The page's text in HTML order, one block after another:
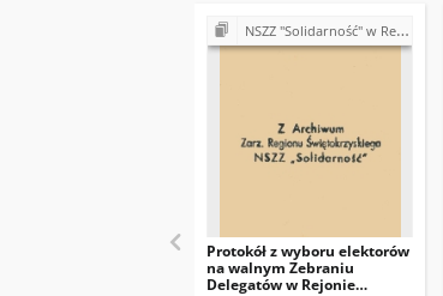
NSZZ "Solidarność" w Rejonie Budowy Dróg w Kielcach (Komisje Oddziałowe, wybory, sprawy pracownicze)
Protokół z wyboru elektorów
na walnym Zebraniu
Delegatów w Rejonie